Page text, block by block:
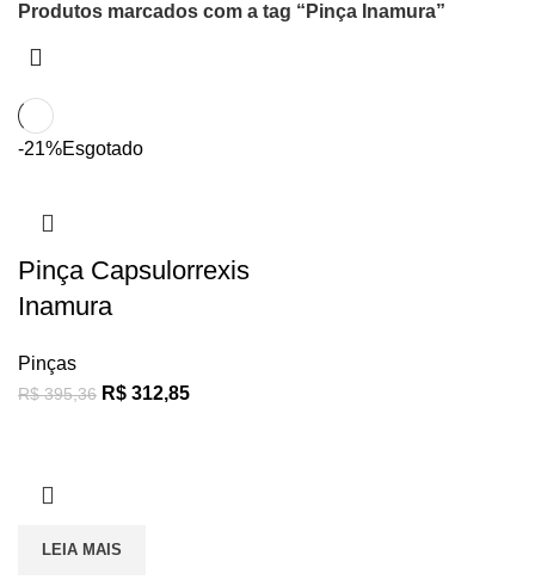
Produtos marcados com a tag “Pinça Inamura”
-21%Esgotado
Pinça Capsulorrexis
Inamura
Pinças
R$395,36 R$ 312,85
LEIA MAIS